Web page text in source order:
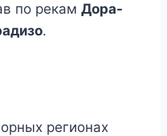
по рекам Дора-
.
регионах